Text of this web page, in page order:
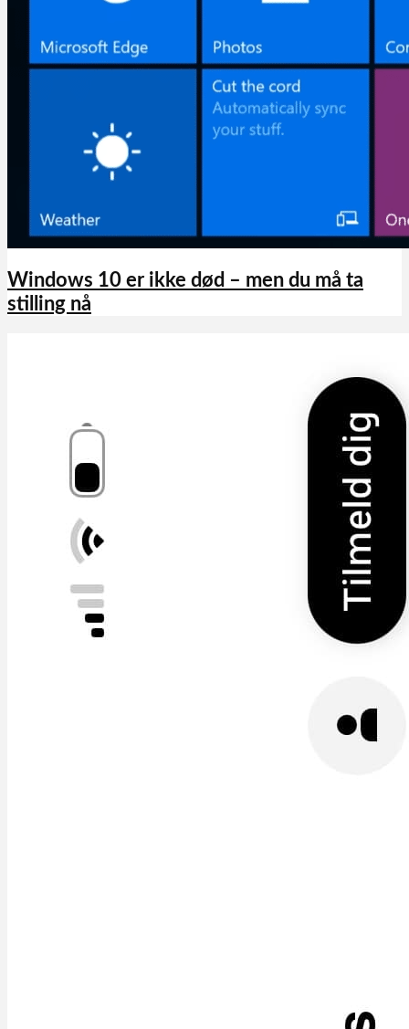
Windows 10 er ikke død – men du må ta
stilling nå